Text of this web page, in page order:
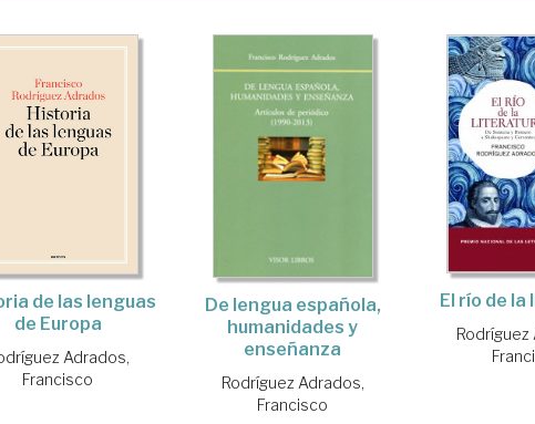
de las lenguas
de Europa
Adrados,
Francisco
De lengua española,
humanidades y
enseñanza
Rodríguez Adrados,
Francisco
El río de
Rodríguez